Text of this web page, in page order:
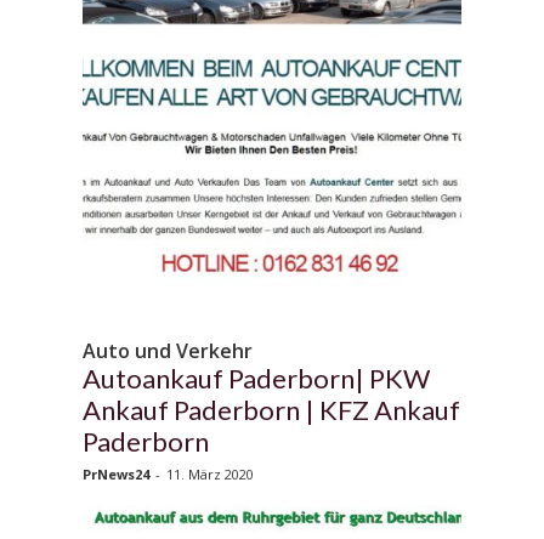
Auto und Verkehr
Autoankauf Paderborn| PKW
Ankauf Paderborn | KFZ Ankauf
Paderborn
PrNews24 - 11. März 2020